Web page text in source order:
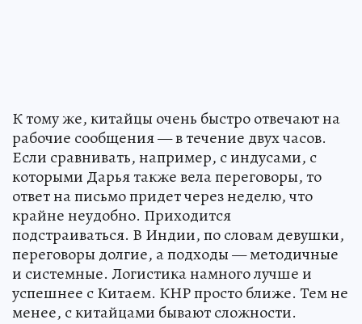
К тому же, китайцы очень быстро отвечают на
рабочие сообщения — в течение двух часов.
Если сравнивать, например, с индусами, с
которыми Дарья также вела переговоры, то
ответ на письмо придет через неделю, что
крайне неудобно. Приходится
подстраиваться. В Индии, по словам девушки,
переговоры долгие, а подходы — методичные
и системные. Логистика намного лучше и
успешнее с Китаем. КНР просто ближе. Тем не
менее, с китайцами бывают сложности.